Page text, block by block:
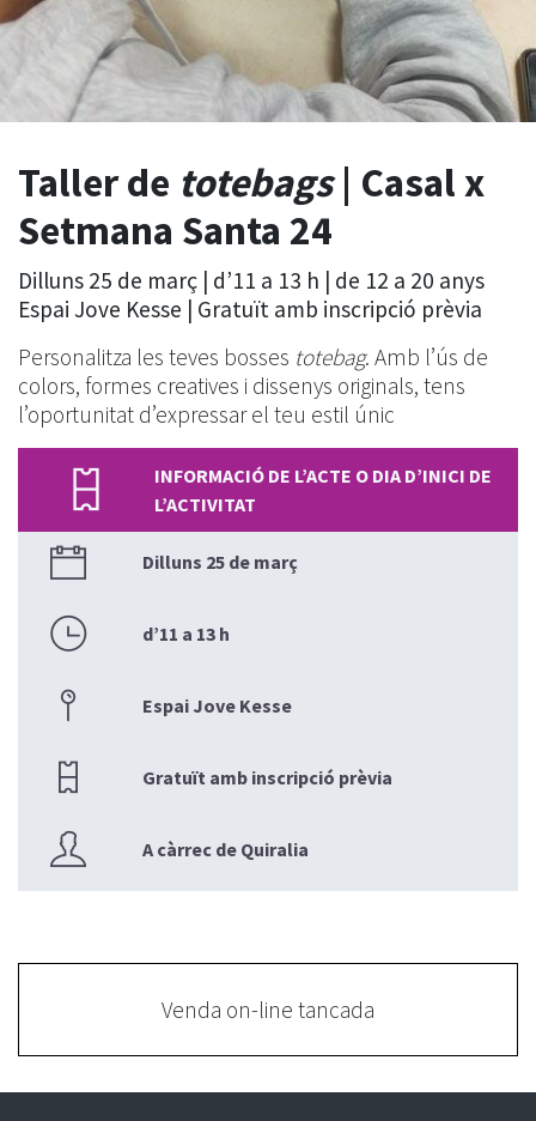
Taller de totebags| Casal x
Setmana Santa 24
Dilluns 25 de març | d’11 a 13 h | de 12 a 20 anys
Espai Jove Kesse | Gratuït amb inscripció prèvia
Personalitza les teves bosses totebag. Amb l’ús de
colors, formes creatives i dissenys originals, tens
l’oportunitat d’expressar el teu estil únic
INFORMACIÓ DE L’ACTE O DIA D’INICI DE
L’ACTIVITAT
Dilluns 25 de març
d’11 a 13 h
Espai Jove Kesse
Gratuït amb inscripció prèvia
A càrrec de Quiralia
Venda on-line tancada